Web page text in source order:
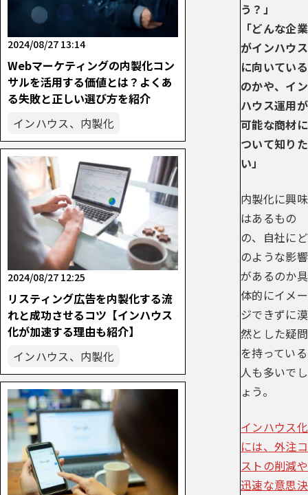
う？」
「どんな企業
がインハウス
に向いている
のかや、イン
ハウス運用が
可能な商材に
ついて知りた
い」
内製化に興味
はあるもの
の、自社にど
のような影響
があるのか具
体的にイメー
ジできずに漠
然とした疑問
を持っている
人も多いでし
ょう。
インハウス化
には、外注コ
ストの削減や
迅速な意思決
2024/08/27 13:14
Webマーケティングの内製化コン
サルを活用する価値とは？よくあ
る失敗と正しい選び方を紹介
インハウス、内製化
2024/08/27 12:25
リスティング広告を内製化する流
れと成功させるコツ【インハウス
化が加速する理由も紹介】
インハウス、内製化